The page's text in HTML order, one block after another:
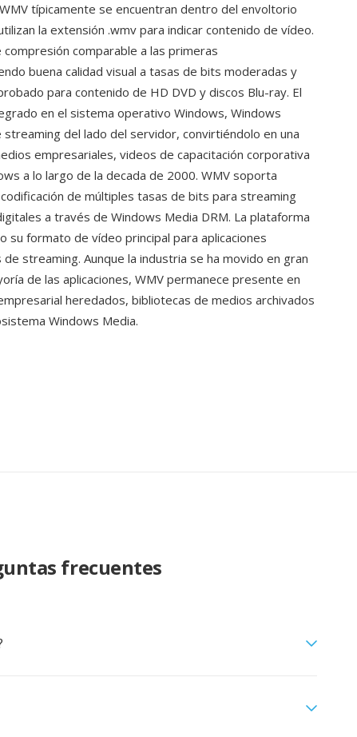
típicamente se encuentran dentro del envoltorio
la extensión .wmv para indicar contenido de vídeo.
comparable a las primeras
buena calidad visual a tasas de bits moderadas y
para contenido de HD DVD y discos Blu-ray. El
en el sistema operativo Windows, Windows
del lado del servidor, convirtiéndolo en una
empresariales, videos de capacitación corporativa
a lo largo de la decada de 2000. WMV soporta
de múltiples tasas de bits para streaming
a través de Windows Media DRM. La plataforma
su formato de vídeo principal para aplicaciones
streaming. Aunque la industria se ha movido en gran
de las aplicaciones, WMV permanece presente en
heredados, bibliotecas de medios archivados
Windows Media.
frecuentes